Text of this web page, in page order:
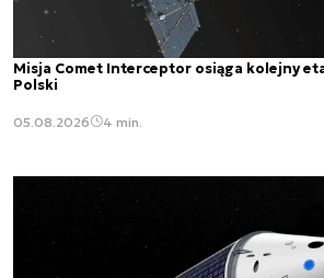
Misja Comet Interceptor osiąga kolejny
Polski
05.08.2026 4 min.